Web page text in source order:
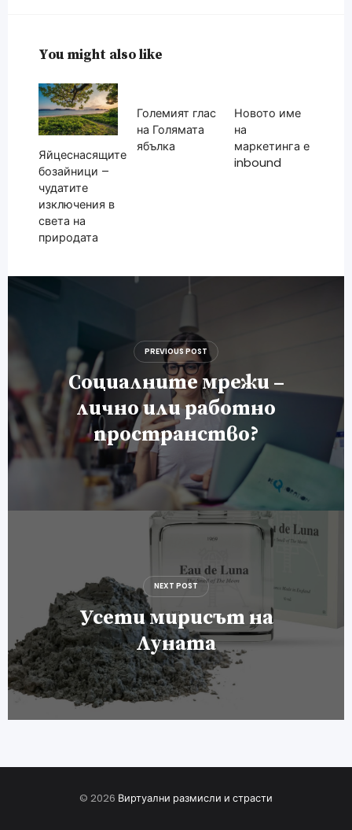
You might also like
Яйцеснасящите
бозайници –
чудатите
изключения в
света на
природата
Големият глас
на Голямата
ябълка
Новото име
на
маркетинга е
inbound
PREVIOUS POST
Социалните мрежи –
лично или работно
пространство?
NEXT POST
Усети мирисът на
Луната
© 2026 Виртуални размисли и страсти